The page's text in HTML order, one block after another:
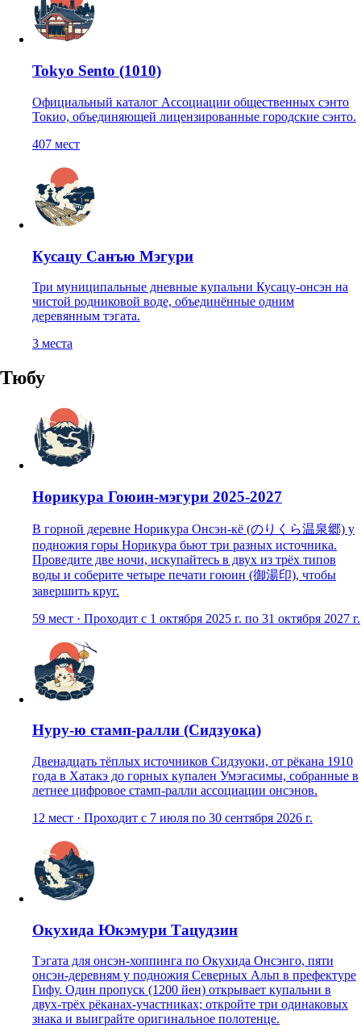
Tokyo Sento (1010)
Официальный каталог Ассоциации общественных сэнто
Токио, объединяющей лицензированные городские сэнто.
407 мест
Кусацу Санъю Мэгури
Три муниципальные дневные купальни Кусацу-онсэн на
чистой родниковой воде, объединённые одним
деревянным тэгата.
3 места
Тюбу
Норикура Гоюин-мэгури 2025-2027
В горной деревне Норикура Онсэн-кё (のりくら温泉郷) у
подножия горы Норикура бьют три разных источника.
Проведите две ночи, искупайтесь в двух из трёх типов
воды и соберите четыре печати гоюин (御湯印), чтобы
завершить круг.
59 мест · Проходит с 1 октября 2025 г. по 31 октября 2027 г.
Нуру-ю стамп-ралли (Сидзуока)
Двенадцать тёплых источников Сидзуоки, от рёкана 1910
года в Хатакэ до горных купален Умэгасимы, собранные в
летнее цифровое стамп-ралли ассоциации онсэнов.
12 мест · Проходит с 7 июля по 30 сентября 2026 г.
Окухида Юкэмури Тацудзин
Тэгата для онсэн-хоппинга по Окухида Онсэнго, пяти
онсэн-деревням у подножия Северных Альп в префектуре
Гифу. Один пропуск (1200 йен) открывает купальни в
двух-трёх рёканах-участниках; откройте три одинаковых
знака и выиграйте оригинальное полотенце.